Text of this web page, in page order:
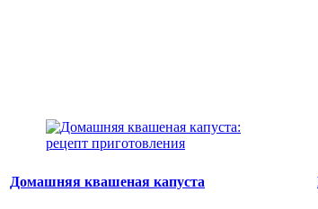
Домашняя квашеная капуста